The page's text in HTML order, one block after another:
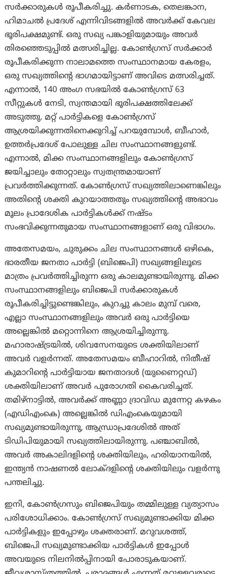
സർക്കാരുകൾ രൂപീകരിച്ചു. കർണാടക, തെലങ്കാന,
ഹിമാചൽ പ്രദേശ് എന്നിവിടങ്ങളിൽ അവർക്ക് കേവല
ഭൂരിപക്ഷമുണ്ട്. ഒരു സഖ്യ പങ്കാളിയുമായും അവർ
തിരഞ്ഞെടുപ്പിൽ മത്സരിച്ചില്ല. കോൺഗ്രസ് സർക്കാർ
രൂപീകരിക്കുന്ന നാലാമത്തെ സംസ്ഥാനമായ കേരളം,
ഒരു സഖ്യത്തിന്റെ ഭാഗമായിട്ടാണ് അവിടെ മത്സരിച്ചത്.
എന്നാല്‍, 140 അംഗ സഭയിൽ കോൺഗ്രസ് 63
സീറ്റുകൾ നേടി, സ്വന്തമായി ഭൂരിപക്ഷത്തിലേക്ക്
അടുത്തു. മറ്റ് പാർട്ടികളെ കോൺഗ്രസ്
ആശ്രയിക്കുന്നതിനെക്കുറിച്ച് പറയുമ്പോൾ, ബീഹാർ,
ഉത്തർപ്രദേശ് പോലുള്ള ചില സംസ്ഥാനങ്ങളുണ്ട്.
എന്നാല്‍, മിക്ക സംസ്ഥാനങ്ങളിലും കോൺഗ്രസ്
ജയിച്ചാലും തോറ്റാലും സ്വതന്ത്രമായാണ്
പ്രവർത്തിക്കുന്നത്. കോൺഗ്രസ് സഖ്യത്തിലാണെങ്കിലും
അതിന്റെ ശക്തി കുറയാത്തതും സഖ്യത്തിന്റെ അഭാവം
മൂലം പ്രാദേശിക പാർട്ടികൾക്ക് നഷ്ടം
സംഭവിക്കുന്നതുമായ സംസ്ഥാനങ്ങളാണ് ഒരു വിഭാഗം.
അതേസമയം, ചുരുക്കം ചില സംസ്ഥാനങ്ങൾ ഒഴികെ,
ഭാരതീയ ജനതാ പാർട്ടി (ബിജെപി) സഖ്യങ്ങളിലൂടെ
മാത്രം പ്രവർത്തിച്ചിരുന്ന ഒരു കാലമുണ്ടായിരുന്നു. മിക്ക
സംസ്ഥാനങ്ങളിലും ബിജെപി സർക്കാരുകൾ
രൂപീകരിച്ചിട്ടുണ്ടെങ്കിലും, കുറച്ചു കാലം മുമ്പ് വരെ,
എല്ലാ സംസ്ഥാനങ്ങളിലും അവർ ഒരു പാർട്ടിയെ
അല്ലെങ്കിൽ മറ്റൊന്നിനെ ആശ്രയിച്ചിരുന്നു.
മഹാരാഷ്ട്രയിൽ, ശിവസേനയുടെ ശക്തിയിലാണ്
അവർ വളർന്നത്. അതേസമയം ബീഹാറിൽ, നിതീഷ്
കുമാറിന്റെ പാർട്ടിയായ ജനതാദൾ (യുണൈറ്റഡ്)
ശക്തിയിലാണ് അവർ പുരോഗതി കൈവരിച്ചത്.
തമിഴ്‌നാട്ടിൽ, അവർക്ക് അണ്ണാ ദ്രാവിഡ മുന്നേറ്റ കഴകം
(എഡിഎംകെ) അല്ലെങ്കിൽ ഡിഎംകെയുമായി
സഖ്യമുണ്ടായിരുന്നു, ആന്ധ്രാപ്രദേശിൽ അത്
ടിഡിപിയുമായി സഖ്യത്തിലായിരുന്നു. പഞ്ചാബിൽ,
അവർ അകാലിദളിന്റെ ശക്തിയിലും, ഹരിയാനയിൽ,
ഇന്ത്യൻ നാഷണൽ ലോക്ദളിന്റെ ശക്തിയിലും വളര്‍ന്നു
പന്തലിച്ചു.
ഇനി, കോൺഗ്രസും ബിജെപിയും തമ്മിലുള്ള വ്യത്യാസം
പരിശോധിക്കാം. കോൺഗ്രസ് സഖ്യമുണ്ടാക്കിയ മിക്ക
പാർട്ടികളും ഇപ്പോഴും ശക്തരാണ്. മറുവശത്ത്,
ബിജെപി സഖ്യമുണ്ടാക്കിയ പാർട്ടികൾ ഇപ്പോൾ
അവയുടെ നിലനിൽപ്പിനായി പോരാടുകയാണ്.